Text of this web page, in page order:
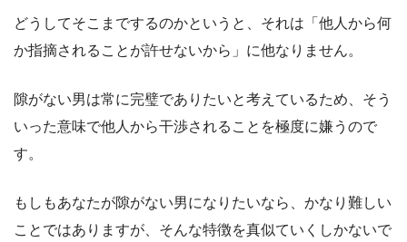
どうしてそこまでするのかというと、それは「他人から何
か指摘されることが許せないから」に他なりません。
隙がない男は常に完璧でありたいと考えているため、そう
いった意味で他人から干渉されることを極度に嫌うので
す。
もしもあなたが隙がない男になりたいなら、かなり難しい
ことではありますが、そんな特徴を真似ていくしかないで